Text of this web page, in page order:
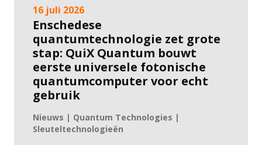
16 juli 2026
Enschedese
quantumtechnologie zet grote
stap: QuiX Quantum bouwt
eerste universele fotonische
quantumcomputer voor echt
gebruik
Nieuws | Quantum Technologies |
Sleuteltechnologieën